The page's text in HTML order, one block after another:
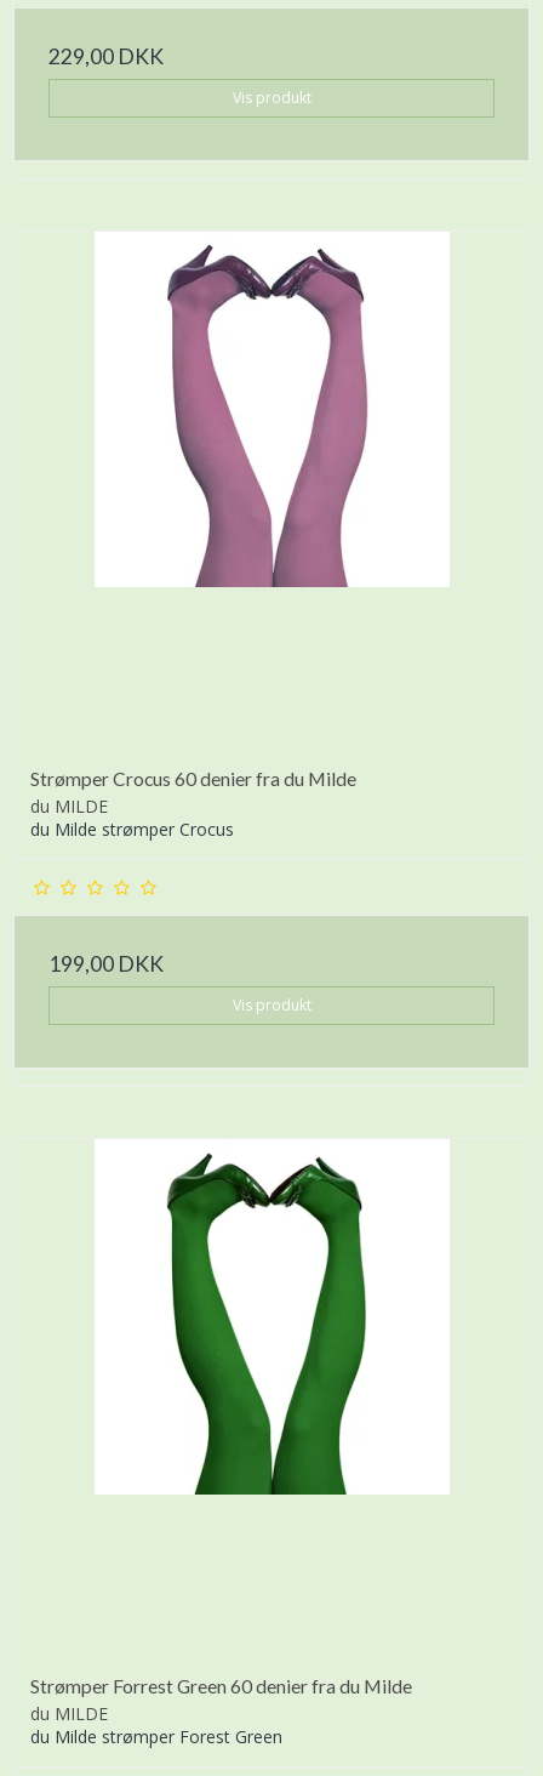
229,00 DKK
Vis produkt
Strømper Crocus 60 denier fra du Milde
du MILDE
du Milde strømper Crocus
199,00 DKK
Vis produkt
Strømper Forrest Green 60 denier fra du Milde
du MILDE
du Milde strømper Forest Green